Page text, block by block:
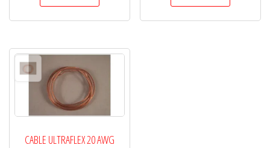
CABLE ULTRAFLEX 20 AWG